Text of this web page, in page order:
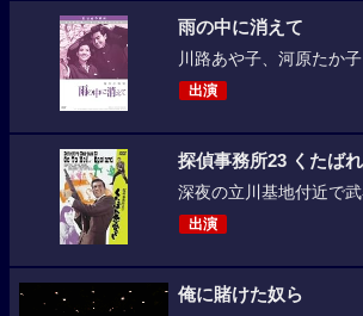
雨の中に消えて
川路あや子、河原たか
出演
探偵事務所23 くたば
深夜の立川基地付近で
出演
俺に賭けた奴ら